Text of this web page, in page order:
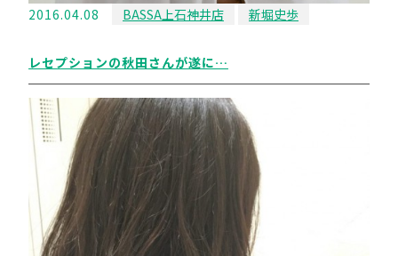
2016.04.08 BASSA上石神井店 新堀史歩
レセプションの秋田さんが遂に…